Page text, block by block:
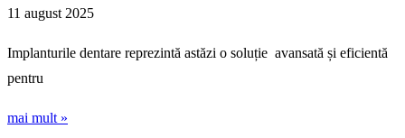
11 august 2025
Implanturile dentare reprezintă astăzi o soluție avansată și eficientă
pentru
mai mult »